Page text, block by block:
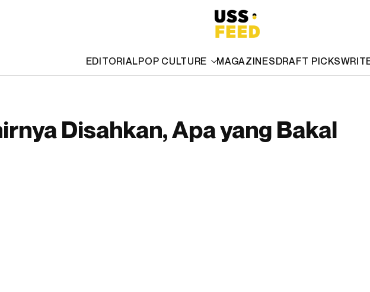
EDITORIALPOP CULTURE MAGAZINESDRAFT PICKS
Disahkan, Apa yang Bakal